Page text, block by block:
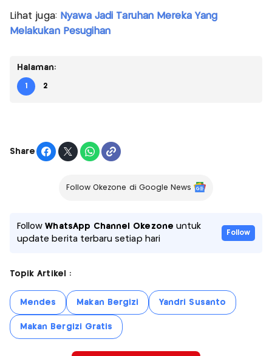
Lihat juga: Nyawa Jadi Taruhan Mereka Yang
Melakukan Pesugihan
Halaman:
1 2
Share
Follow Okezone di Google News
FollowWhatsApp Channel Okezone untuk
update berita terbaru setiap hari
Follow
Topik Artikel :
Mendes Makan Bergizi Yandri Susanto
Makan Bergizi Gratis